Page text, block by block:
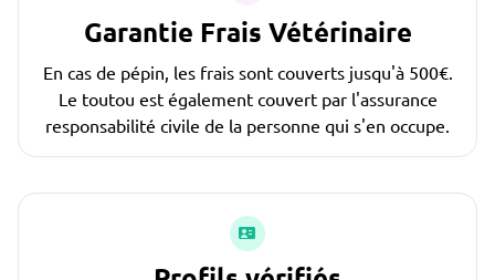
Garantie Frais Vétérinaire
En cas de pépin, les frais sont couverts jusqu'à 500€.
Le toutou est également couvert par l'assurance
responsabilité civile de la personne qui s'en occupe.